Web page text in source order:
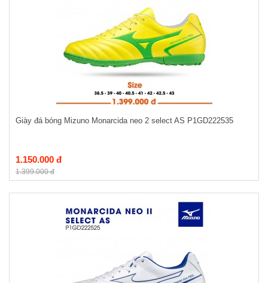
Giày đá bóng Mizuno Monarcida neo 2 select AS P1GD222535
1.150.000 đ
1.399.000 đ